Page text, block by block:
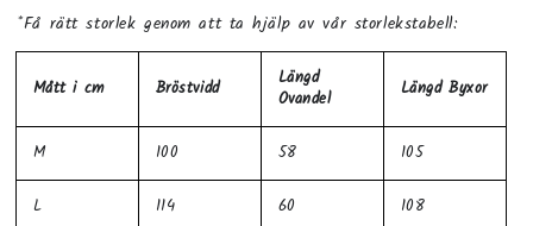
*Få rätt storlek genom att ta hjälp av vår storlekstabell:
Mått i cm Bröstvidd
Längd
Ovandel
Längd Byxor
M 100 58 105
L 114 60 108